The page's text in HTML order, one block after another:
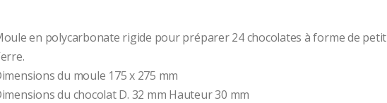
en polycarbonate rigide pour préparer 24 chocolates à forme de petit
du moule 175 x 275 mm
du chocolat D. 32 mm Hauteur 30 mm